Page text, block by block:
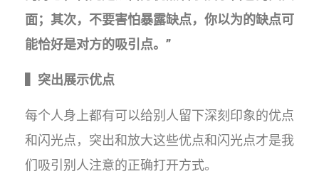
面；其次，不要害怕暴露缺点，你以为的缺点可
能恰好是对方的吸引点。”
▍突出展示优点
每个人身上都有可以给别人留下深刻印象的优点
和闪光点，突出和放大这些优点和闪光点才是我
们吸引别人注意的正确打开方式。